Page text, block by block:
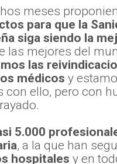
meses
para que la
siga siendo la
las mejores del
las
médicos y
ello, pero con
5.000
, a la que han
hospitales y en